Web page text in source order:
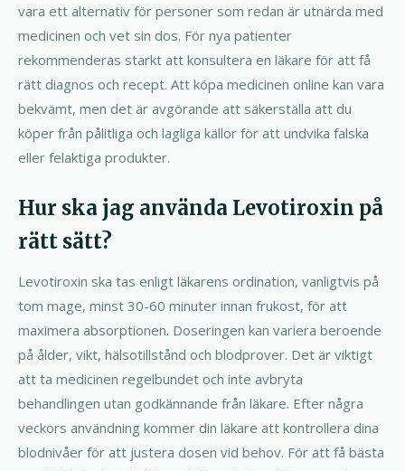
vara ett alternativ för personer som redan är utnärda med
medicinen och vet sin dos. För nya patienter
rekommenderas starkt att konsultera en läkare för att få
rätt diagnos och recept. Att köpa medicinen online kan vara
bekvämt, men det är avgörande att säkerställa att du
köper från pålitliga och lagliga källor för att undvika falska
eller felaktiga produkter.
Hur ska jag använda Levotiroxin på
rätt sätt?
Levotiroxin ska tas enligt läkarens ordination, vanligtvis på
tom mage, minst 30-60 minuter innan frukost, för att
maximera absorptionen. Doseringen kan variera beroende
på ålder, vikt, hälsotillstånd och blodprover. Det är viktigt
att ta medicinen regelbundet och inte avbryta
behandlingen utan godkännande från läkare. Efter några
veckors användning kommer din läkare att kontrollera dina
blodnivåer för att justera dosen vid behov. För att få bästa